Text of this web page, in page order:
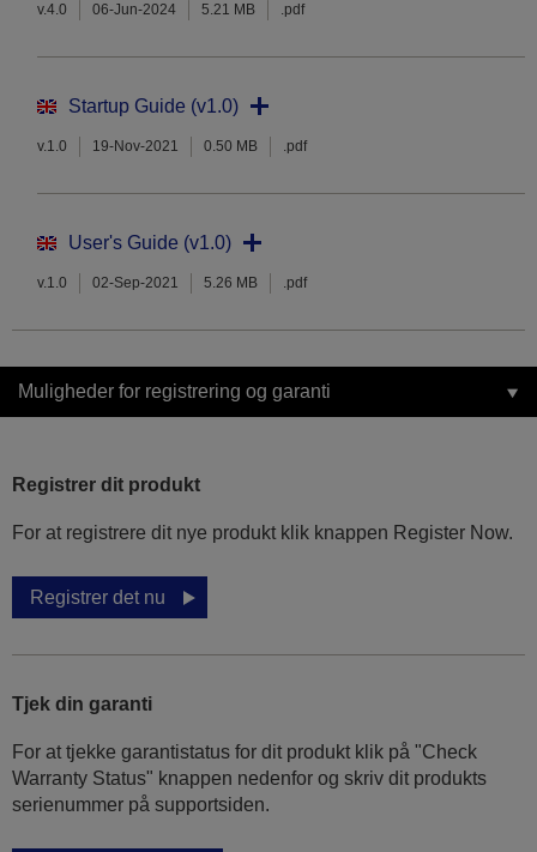
v.4.0 06-Jun-2024 5.21 MB .pdf
Startup Guide (v1.0)
v.1.0 19-Nov-2021 0.50 MB .pdf
User's Guide (v1.0)
v.1.0 02-Sep-2021 5.26 MB .pdf
Muligheder for registrering og garanti
Registrer dit produkt
For at registrere dit nye produkt klik knappen Register Now.
Registrer det nu
Tjek din garanti
For at tjekke garantistatus for dit produkt klik på "Check
Warranty Status" knappen nedenfor og skriv dit produkts
serienummer på supportsiden.